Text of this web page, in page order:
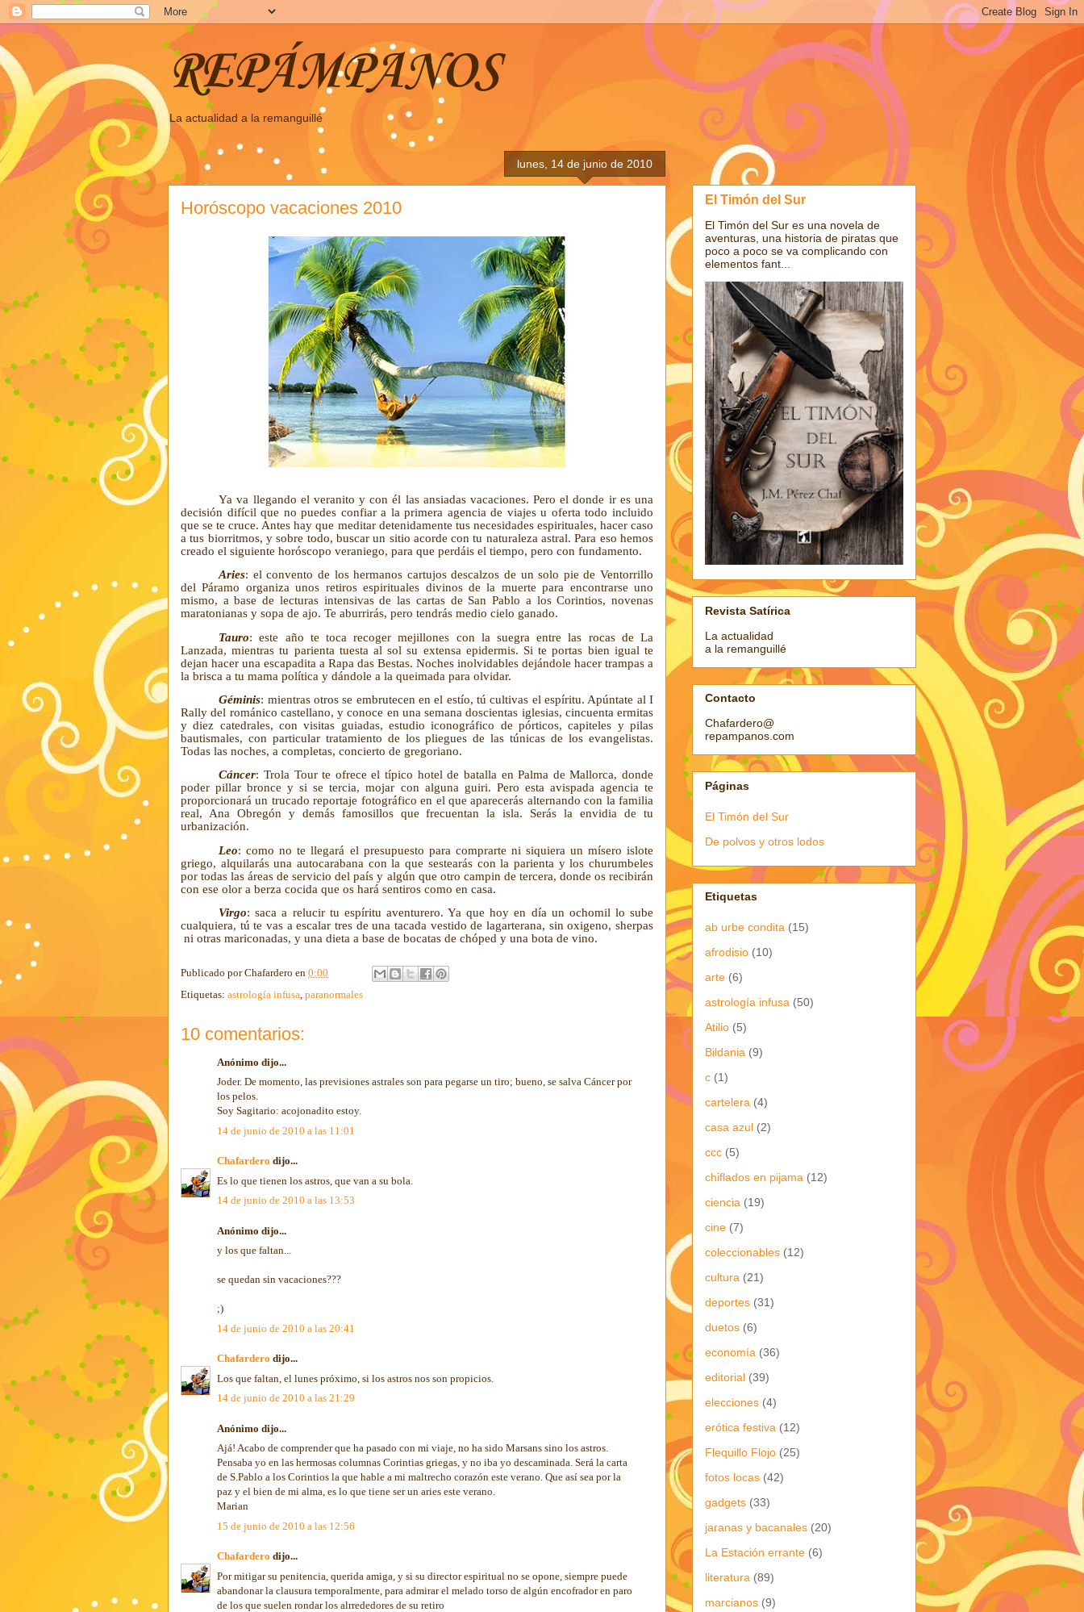
REPÁMPANOS
La actualidad a la remanguillé
lunes, 14 de junio de 2010
Horóscopo vacaciones 2010
Ya va llegando el veranito y con él las ansiadas vacaciones. Pero el donde ir es una
decisión difícil que no puedes confiar a la primera agencia de viajes u oferta todo incluido
que se te cruce. Antes hay que meditar detenidamente tus necesidades espirituales, hacer caso
a tus biorritmos, y sobre todo, buscar un sitio acorde con tu naturaleza astral. Para eso hemos
creado el siguiente horóscopo veraniego, para que perdáis el tiempo, pero con fundamento.
Aries: el convento de los hermanos cartujos descalzos de un solo pie de Ventorrillo
del Páramo organiza unos retiros espirituales divinos de la muerte para encontrarse uno
mismo, a base de lecturas intensivas de las cartas de San Pablo a los Corintios, novenas
maratonianas y sopa de ajo. Te aburrirás, pero tendrás medio cielo ganado.
Tauro: este año te toca recoger mejillones con la suegra entre las rocas de La
Lanzada, mientras tu parienta tuesta al sol su extensa epidermis. Si te portas bien igual te
dejan hacer una escapadita a Rapa das Bestas. Noches inolvidables dejándole hacer trampas a
la brisca a tu mama política y dándole a la queimada para olvidar.
Géminis: mientras otros se embrutecen en el estío, tú cultivas el espíritu. Apúntate al I
Rally del románico castellano, y conoce en una semana doscientas iglesias, cincuenta ermitas
y diez catedrales, con visitas guiadas, estudio iconográfico de pórticos, capiteles y pilas
bautismales, con particular tratamiento de los pliegues de las túnicas de los evangelistas.
Todas las noches, a completas, concierto de gregoriano.
Cáncer: Trola Tour te ofrece el típico hotel de batalla en Palma de Mallorca, donde
poder pillar bronce y si se tercia, mojar con alguna guiri. Pero esta avispada agencia te
proporcionará un trucado reportaje fotográfico en el que aparecerás alternando con la familia
real, Ana Obregón y demás famosillos que frecuentan la isla. Serás la envidia de tu
urbanización.
Leo: como no te llegará el presupuesto para comprarte ni siquiera un mísero islote
griego, alquilarás una autocarabana con la que sestearás con la parienta y los churumbeles
por todas las áreas de servicio del país y algún que otro campin de tercera, donde os recibirán
con ese olor a berza cocida que os hará sentiros como en casa.
Virgo: saca a relucir tu espíritu aventurero. Ya que hoy en día un ochomil lo sube
cualquiera, tú te vas a escalar tres de una tacada vestido de lagarterana, sin oxigeno, sherpas
ni otras mariconadas, y una dieta a base de bocatas de chóped y una bota de vino.
Publicado porChafardero en 0:00
Etiquetas: astrología infusa paranormales
10 comentarios:
Anónimo dijo...
Joder. De momento, las previsiones astrales son para pegarse un tiro; bueno, se salva Cáncer por
los pelos.
Soy Sagitario: acojonadito estoy.
14 de junio de 2010 a las 11:01
Chafardero dijo...
Es lo que tienen los astros, que van a su bola.
14 de junio de 2010 a las 13:53
Anónimo dijo...
y los que faltan...
se quedan sin vacaciones???
;)
14 de junio de 2010 a las 20:41
Chafardero dijo...
Los que faltan, el lunes próximo, si los astros nos son propicios.
14 de junio de 2010 a las 21:29
Anónimo dijo...
Ajá! Acabo de comprender que ha pasado con mi viaje, no ha sido Marsans sino los astros.
Pensaba yo en las hermosas columnas Corintias griegas, y no iba yo descaminada. Será la carta
de S.Pablo a los Corintios la que hable a mi maltrecho corazón este verano. Que así sea por la
paz y el bien de mi alma, es lo que tiene ser un aries este verano.
Marian
15 de junio de 2010 a las 12:56
Chafardero dijo...
Por mitigar su penitencia, querida amiga, y si su director espiritual no se opone, siempre puede
abandonar la clausura temporalmente, para admirar el melado torso de algún encofrador en paro
de los que suelen rondar los alrrededores de su retiro
El Timón del Sur
El Timón del Sur es una novela de
aventuras, una historia de piratas que
poco a poco se va complicando con
elementos fant...
Revista Satírica
La actualidad
a la remanguillé
Contacto
Chafardero@
repampanos.com
Páginas
El Timón del Sur
De polvos y otros lodos
Etiquetas
ab urbe condita (15)
afrodisio (10)
arte (6)
astrología infusa (50)
Atilio (5)
Bildania (9)
c (1)
cartelera (4)
casa azul (2)
ccc (5)
chiflados en pijama (12)
ciencia (19)
cine (7)
coleccionables (12)
cultura (21)
deportes (31)
duetos (6)
economía (36)
editorial (39)
elecciones (4)
erótica festiva (12)
Flequillo Flojo (25)
fotos locas (42)
gadgets (33)
jaranas y bacanales (20)
La Estación errante (6)
literatura (89)
marcianos (9)